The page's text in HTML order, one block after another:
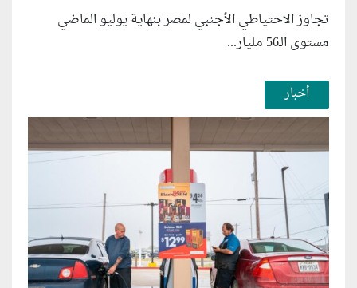
تجاوز الاحتياطي الأجنبي لمصر بنهاية يوليو الماضي
مستوى الـ56 مليار...
أخبار